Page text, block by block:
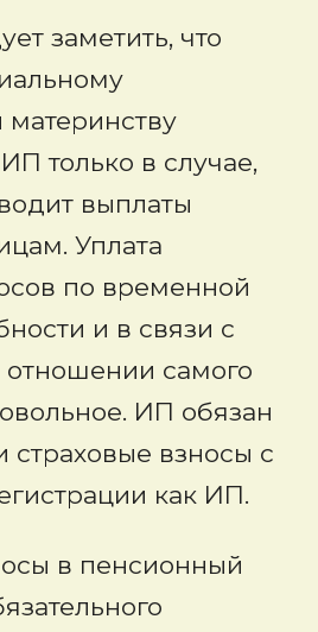
заметить, что
материнству
только в случае,
выплаты
Уплата
по временной
и в связи с
отношении самого
ИП обязан
страховые взносы с
как ИП.
в пенсионный